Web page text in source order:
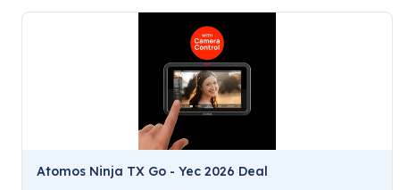
Atomos Ninja TX Go - Yec 2026 Deal